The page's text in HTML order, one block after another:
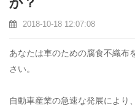
2018-10-18 12:07:08
あなたは車のための腐食不織布
さい。
自動車産業の急速な発展により